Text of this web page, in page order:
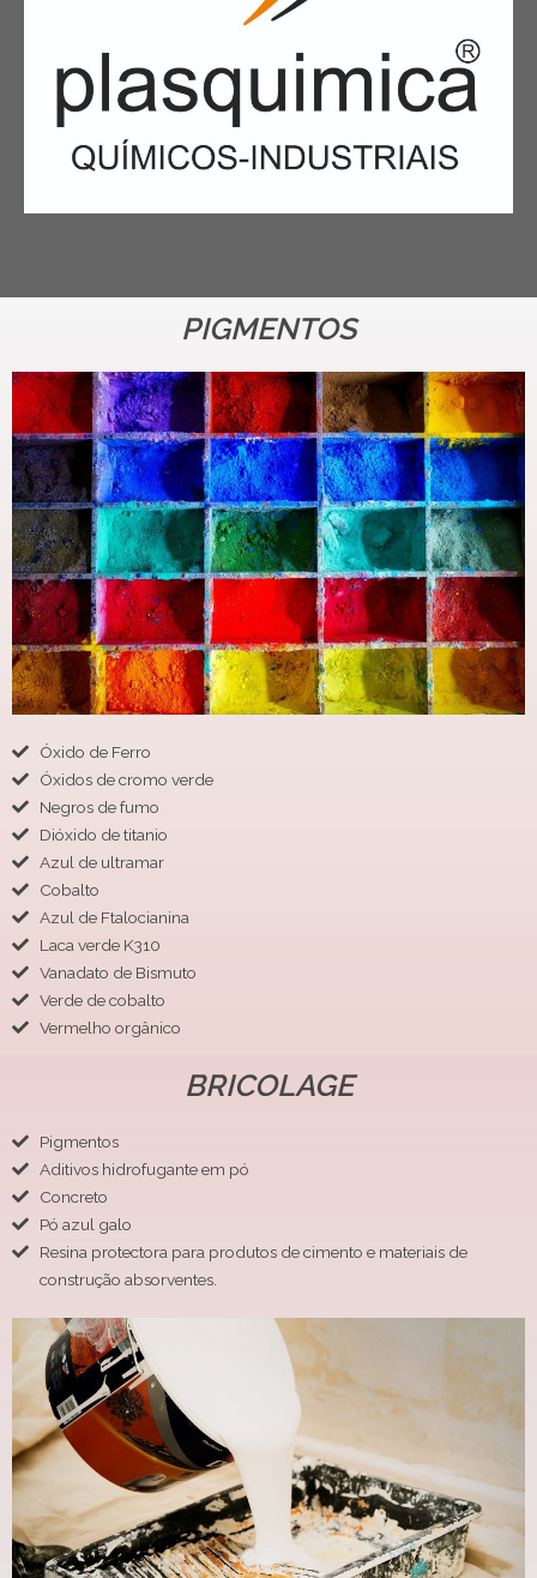
PIGMENTOS
Óxido de Ferro
Óxidos de cromo verde
Negros de fumo
Dióxido de titanio
Azul de ultramar
Cobalto
Azul de Ftalocianina
Laca verde K310
Vanadato de Bismuto
Verde de cobalto
Vermelho orgânico
BRICOLAGE
Pigmentos
Aditivos hidrofugante em pó
Concreto
Pó azul galo
Resina protectora para produtos de cimento e materiais de
construção absorventes.